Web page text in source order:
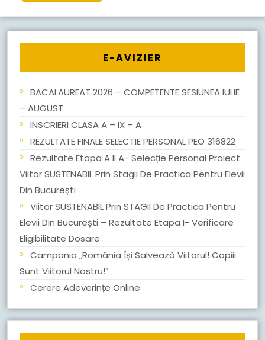
ȚINTĂ
E-AVIZIER
BACALAUREAT 2026 – COMPETENTE SESIUNEA IULIE
– AUGUST
INSCRIERI CLASA A – IX – A
REZULTATE FINALE SELECTIE PERSONAL PEO 316822
Rezultate Etapa A II A- Selecție Personal Proiect
Viitor SUSTENABIL Prin Stagii De Practica Pentru Elevii
Din București
Viitor SUSTENABIL Prin STAGII De Practica Pentru
Elevii Din București – Rezultate Etapa I- Verificare
Eligibilitate Dosare
Campania „România Își Salvează Viitorul! Copiii
Sunt Viitorul Nostru!”
Cerere Adeverințe Online